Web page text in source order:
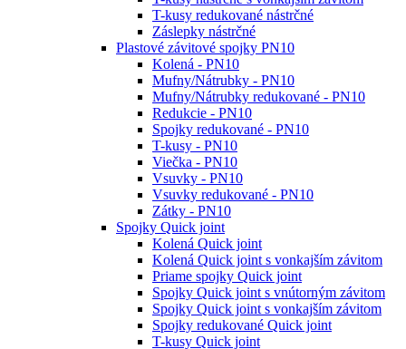
T-kusy redukované nástrčné
Záslepky nástrčné
Plastové závitové spojky PN10
Kolená - PN10
Mufny/Nátrubky - PN10
Mufny/Nátrubky redukované - PN10
Redukcie - PN10
Spojky redukované - PN10
T-kusy - PN10
Viečka - PN10
Vsuvky - PN10
Vsuvky redukované - PN10
Zátky - PN10
Spojky Quick joint
Kolená Quick joint
Kolená Quick joint s vonkajším závitom
Priame spojky Quick joint
Spojky Quick joint s vnútorným závitom
Spojky Quick joint s vonkajším závitom
Spojky redukované Quick joint
T-kusy Quick joint